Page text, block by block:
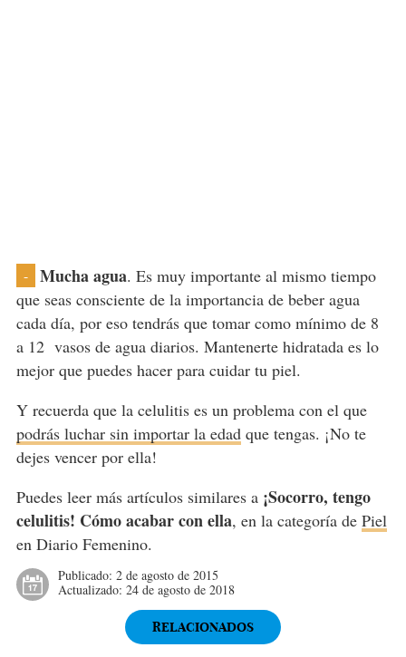
- Mucha agua. Es muy importante al mismo tiempo
que seas consciente de la importancia de beber agua
cada día, por eso tendrás que tomar como mínimo de 8
a 12 vasos de agua diarios. Mantenerte hidratada es lo
mejor que puedes hacer para cuidar tu piel.
Y recuerda que la celulitis es un problema con el que
podrás luchar sin importar la edadque tengas. ¡No te
dejes vencer por ella!
Puedes leer más artículos similares a ¡Socorro, tengo
celulitis! Cómo acabar con ella, en la categoría de Piel
en Diario Femenino.
Publicado: 2 de agosto de 2015
Actualizado: 24 de agosto de 2018
RELACIONADOS